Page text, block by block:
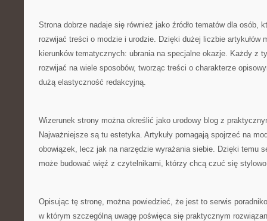
Strona dobrze nadaje się również jako źródło tematów dla osób,
rozwijać treści o modzie i urodzie. Dzięki dużej liczbie artykułów
kierunków tematycznych: ubrania na specjalne okazje. Każdy z
rozwijać na wiele sposobów, tworząc treści o charakterze
dużą elastyczność redakcyjną.
Wizerunek strony można określić jako urodowy blog z
Najważniejsze są tu estetyka. Artykuły pomagają spojrzeć na
obowiązek, lecz jak na narzędzie wyrażania siebie. Dzięki temu
może budować więź z czytelnikami, którzy chcą czuć się
Opisując tę stronę, można powiedzieć, że jest to serwis
w którym szczególną uwagę poświęca się praktycznym